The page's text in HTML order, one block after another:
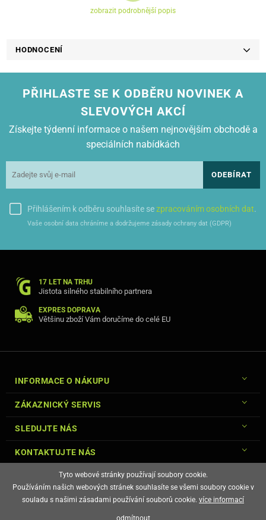
zobrazit podrobnější popis
HODNOCENÍ
PŘIHLASTE SE K ODBĚRU NOVINEK A
SLEVOVÝCH AKCÍ
Získejte týdenní informace o našem nejnovějším obchodě a
speciálních nabídkách
ODEBÍRAT
Přihlášením k odběru souhlasíte sezpracováním osobních dat.
Vaše osobní data chráníme a dodržujeme zásady ochrany dat (GDPR)
17 LET NA TRHU
Jistota silného stabilního partnera
EXPRES DOPRAVA
Většinu zboží Vám doručíme do celé EU
INFORMACE O NÁKUPU
ZÁKAZNICKÝ SERVIS
SLEDUJTE NÁS
KONTAKTUJTE NÁS
Tyto webové stránky používají soubory cookie.
Používáním našich webových stránek souhlasíte se všemi soubory cookie v
souladu s našimi zásadami používání souborů cookie. více informací
odmítnout